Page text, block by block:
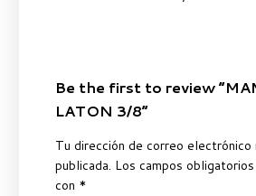
Be the first to review
LATON 3/8”
Tu dirección de correo electrónico
publicada. Los campos
con *